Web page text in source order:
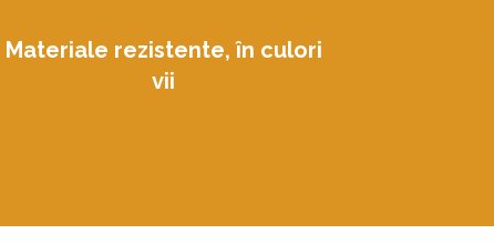
Materiale rezistente, în culori
vii